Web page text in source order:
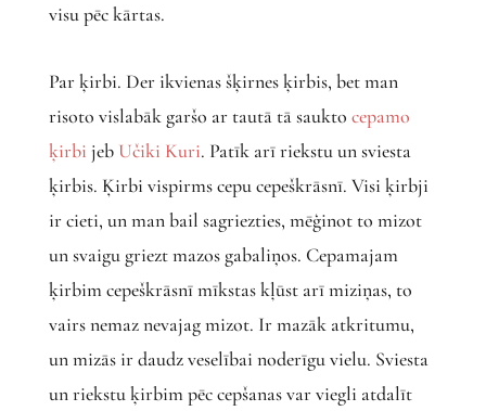
visu pēc kārtas.
Par ķirbi. Der ikvienas šķirnes ķirbis, bet man
risoto vislabāk garšo ar tautā tā saukto cepamo
ķirbi jeb Učiki Kuri. Patīk arī riekstu un sviesta
ķirbis. Ķirbi vispirms cepu cepeškrāsnī. Visi ķirbji
ir cieti, un man bail sagriezties, mēģinot to mizot
un svaigu griezt mazos gabaliņos. Cepamajam
ķirbim cepeškrāsnī mīkstas kļūst arī miziņas, to
vairs nemaz nevajag mizot. Ir mazāk atkritumu,
un mizās ir daudz veselībai noderīgu vielu. Sviesta
un riekstu ķirbim pēc cepšanas var viegli atdalīt